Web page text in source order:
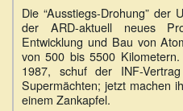
Die “Ausstiegs-Drohung”
der ARD-aktuell neues
Entwicklung und Bau von
von 500 bis 5500
1987, schuf der INF-
Supermächten; jetzt machen
einem Zankapfel.